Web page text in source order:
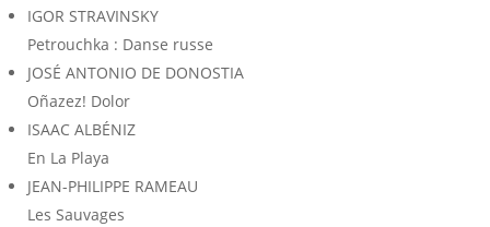
IGOR STRAVINSKY
Petrouchka : Danse russe
JOSÉ ANTONIO DE DONOSTIA
Oñazez! Dolor
ISAAC ALBÉNIZ
En La Playa
JEAN-PHILIPPE RAMEAU
Les Sauvages